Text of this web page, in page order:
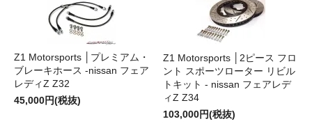
Z1 Motorsports │プレミアム・
ブレーキホース -nissan フェア
レディZ Z32
45,000円(税抜)
Z1 Motorsports │2ピース フロ
ント スポーツローター リビル
トキット - nissan フェアレデ
ィZ Z34
103,000円(税抜)